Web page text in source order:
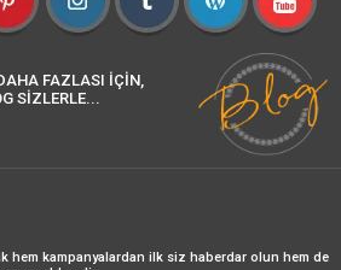
FAZLASI İÇİN,
SİZLERLE...
hem kampanyalardan ilk siz haberdar olun hem de